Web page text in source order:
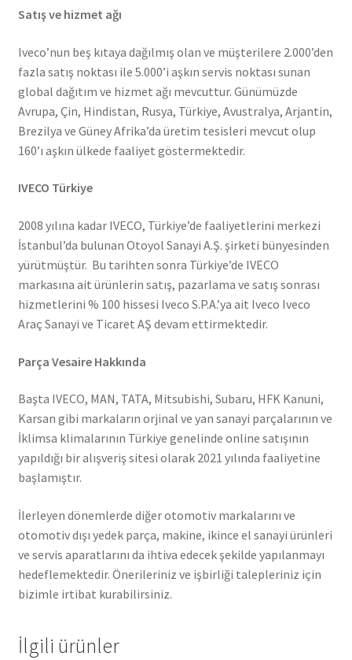
Satış ve hizmet ağı
Iveco’nun beş kıtaya dağılmış olan ve müşterilere 2.000’den
fazla satış noktası ile 5.000’i aşkın servis noktası sunan
global dağıtım ve hizmet ağı mevcuttur. Günümüzde
Avrupa, Çin, Hindistan, Rusya, Türkiye, Avustralya, Arjantin,
Brezilya ve Güney Afrika’da üretim tesisleri mevcut olup
160’ı aşkın ülkede faaliyet göstermektedir.
IVECO Türkiye
2008 yılına kadar IVECO, Türkiye’de faaliyetlerini merkezi
İstanbul’da bulunan Otoyol Sanayi A.Ş. şirketi bünyesinden
yürütmüştür. Bu tarihten sonra Türkiye’de IVECO
markasına ait ürünlerin satış, pazarlama ve satış sonrası
hizmetlerini % 100 hissesi Iveco S.P.A.’ya ait Iveco Iveco
Araç Sanayi ve Ticaret AŞ devam ettirmektedir.
Parça Vesaire Hakkında
Başta IVECO, MAN, TATA, Mitsubishi, Subaru, HFK Kanuni,
Karsan gibi markaların orjinal ve yan sanayi parçalarının ve
İklimsa klimalarının Türkiye genelinde online satışının
yapıldığı bir alışveriş sitesi olarak 2021 yılında faaliyetine
başlamıştır.
İlerleyen dönemlerde diğer otomotiv markalarını ve
otomotiv dışı yedek parça, makine, ikince el sanayi ürünleri
ve servis aparatlarını da ihtiva edecek şekilde yapılanmayı
hedeflemektedir. Önerileriniz ve işbirliği talepleriniz için
bizimle irtibat kurabilirsiniz.
İlgili ürünler